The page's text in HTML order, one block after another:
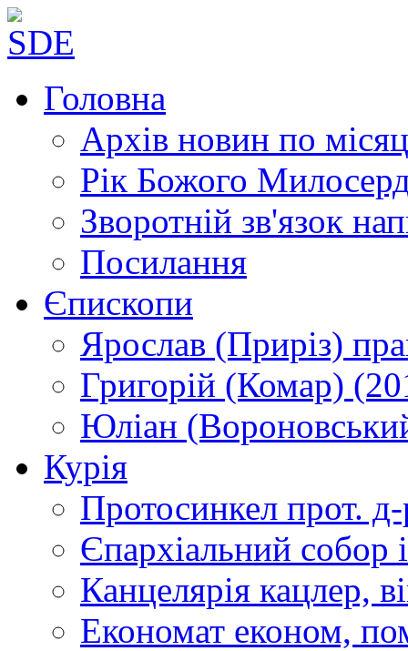
Головна
Архів новин по
Рік Божого
Зворотній зв'язок
Посилання
Єпископи
Ярослав (Приріз)
Григорій (Комар)
Юліан
Курія
Протосинкел прот.
Єпархіальний собор
Канцелярія кацлер,
Економат економ,